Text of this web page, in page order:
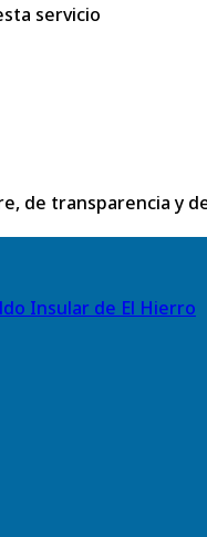
servicio
de transparencia y
Insular de El Hierro